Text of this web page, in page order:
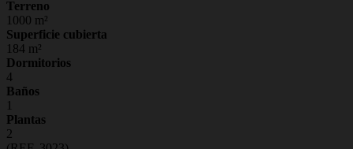
Terreno
1000 m²
Superficie cubierta
184 m²
Dormitorios
4
Baños
1
Plantas
2